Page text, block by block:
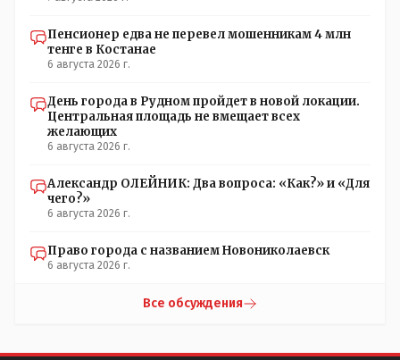
Пенсионер едва не перевел мошенникам 4 млн
тенге в Костанае
6 августа 2026 г.
День города в Рудном пройдет в новой локации.
Центральная площадь не вмещает всех
желающих
6 августа 2026 г.
Александр ОЛЕЙНИК: Два вопроса: «Как?» и «Для
чего?»
6 августа 2026 г.
Право города с названием Новониколаевск
6 августа 2026 г.
Все обсуждения